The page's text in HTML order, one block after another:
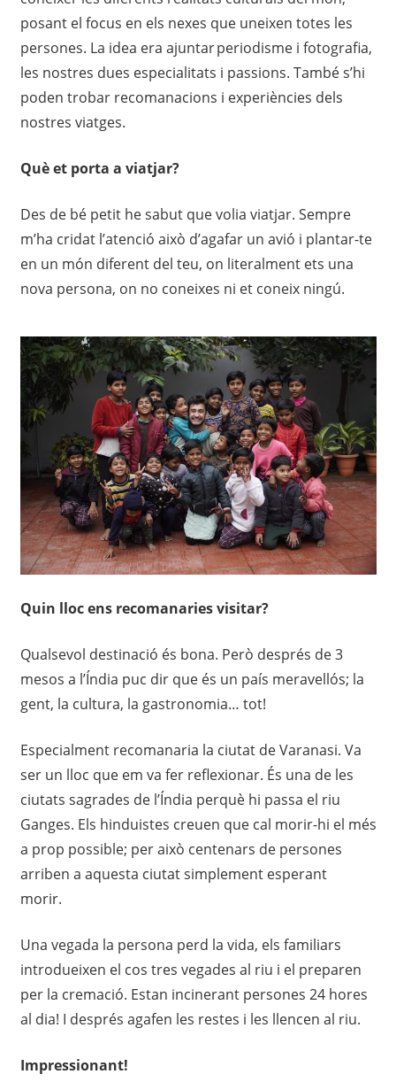
posant el focus en els nexes que uneixen totes les
persones. La idea era ajuntar periodisme i fotografia,
les nostres dues especialitats i passions. També s’hi
poden trobar recomanacions i experiències dels
nostres viatges.
Què et porta a viatjar?
Des de bé petit he sabut que volia viatjar. Sempre
m’ha cridat l’atenció això d’agafar un avió i plantar-te
en un món diferent del teu, on literalment ets una
nova persona, on no coneixes ni et coneix ningú.
Quin lloc ens recomanaries visitar?
Qualsevol destinació és bona. Però després de 3
mesos a l’Índia puc dir que és un país meravellós; la
gent, la cultura, la gastronomia… tot!
Especialment recomanaria la ciutat de Varanasi. Va
ser un lloc que em va fer reflexionar. És una de les
ciutats sagrades de l’Índia perquè hi passa el riu
Ganges. Els hinduistes creuen que cal morir-hi el més
a prop possible; per això centenars de persones
arriben a aquesta ciutat simplement esperant
morir.
Una vegada la persona perd la vida, els familiars
introdueixen el cos tres vegades al riu i el preparen
per la cremació. Estan incinerant persones 24 hores
al dia! I després agafen les restes i les llencen al riu.
Impressionant!